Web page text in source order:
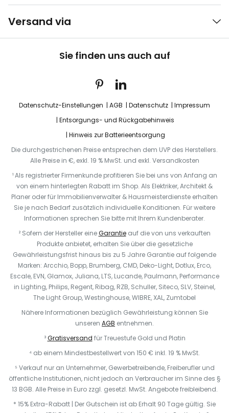
Versand via
Sie finden uns auch auf
Datenschutz-Einstellungen AGB Datenschutz
Impressum
Entsorgungs- und Rückgabehinweis
Hinweis zur Batterieentsorgung
Die durchgestrichenen Preise entsprechen dem UVP des Herstellers.
Alle Preise in €, exkl. 19 % MwSt. und exkl. Versandkosten
¹ Als registrierter Firmenkunde profitieren Sie bei uns von Anfang an
von einem hinterlegten Rabatt im Shop. Als Elektriker, Architekt &
Planer oder für Immobilienverwalter & Hausmeisterdienste erhalten
Sie je nach Bedarf zusätzlich individuelle Konditionen. Für weitere
Informationen sprechen Sie bitte mit Ihrem Kundenberater.
² Sofern der Hersteller eineGarantieauf die von uns verkauften
Produkte anbietet, erhalten Sie über die gesetzliche
Gewährleistungsfrist hinaus bis zu 5 Jahre Garantie auf folgende
Marken: Arcchio, Bopp, Brumberg, CMD, Deko-Light, Dotlux, Erco,
Escale, EVN, Glamox, Juliana, LTS, Lucande, Paulmann, Performance
in Lighting, Philips, Regent, Ribag, RZB, Schuller, Siteco, SLV, Steinel,
The Light Group, Westinghouse, WIBRE, XAL, Zumtobel
Nähere Informationen bezüglich Gewährleistung können Sie
unseren AGB entnehmen.
³Gratisversand für Treuestufe Gold und Platin
⁴ ab einem Mindestbestellwert von 150 € inkl. 19 % MwSt.
⁵ Verkauf nur an Unternehmer, Gewerbetreibende, Freiberufler und
öffentliche Institutionen, nicht jedoch an Verbraucher im Sinne des §
13 BGB. Alle Preise in Euro zzgl. gesetzl. MwSt. Angebote freibleibend.
* 15% Extra-Rabatt | Der Gutschein ist ab Erhalt 90 Tage gültig. Sie